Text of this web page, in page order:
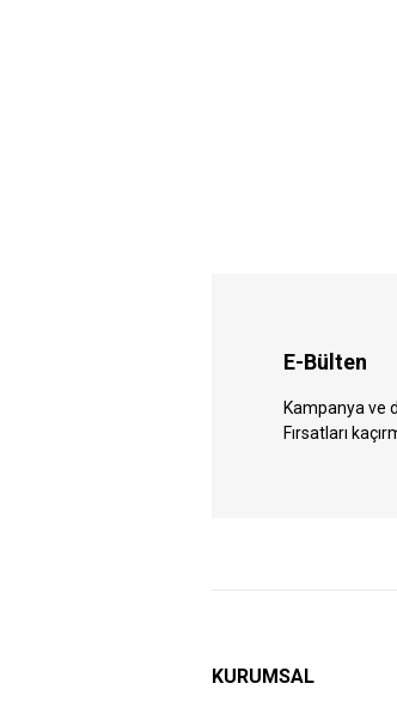
E-Bülten
Kampanya ve
Fırsatları
KURUMSAL